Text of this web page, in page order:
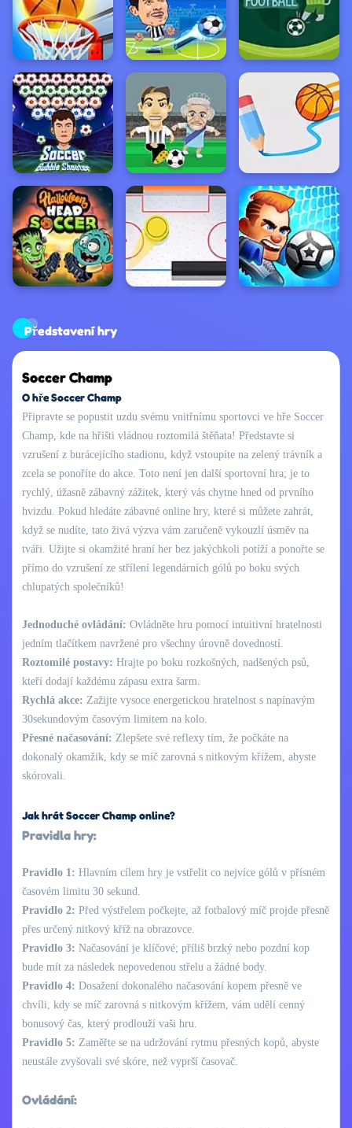
Představení hry
Soccer Champ
O hře Soccer Champ
Připravte se popustit uzdu svému vnitřnímu sportovci ve hře Soccer
Champ, kde na hřišti vládnou roztomilá štěňata! Představte si
vzrušení z burácejícího stadionu, když vstoupíte na zelený trávník a
zcela se ponoříte do akce. Toto není jen další sportovní hra; je to
rychlý, úžasně zábavný zážitek, který vás chytne hned od prvního
hvizdu. Pokud hledáte zábavné online hry, které si můžete zahrát,
když se nudíte, tato živá výzva vám zaručeně vykouzlí úsměv na
tváři. Užijte si okamžité hraní her bez jakýchkoli potíží a ponořte se
přímo do vzrušení ze střílení legendárních gólů po boku svých
chlupatých společníků!
Jednoduché ovládání: Ovládněte hru pomocí intuitivní hratelnosti
jedním tlačítkem navržené pro všechny úrovně dovedností.
Roztomilé postavy: Hrajte po boku rozkošných, nadšených psů,
kteří dodají každému zápasu extra šarm.
Rychlá akce: Zažijte vysoce energetickou hratelnost s napínavým
30sekundovým časovým limitem na kolo.
Přesné načasování: Zlepšete své reflexy tím, že počkáte na
dokonalý okamžik, kdy se míč zarovná s nitkovým křížem, abyste
skórovali.
Jak hrát Soccer Champ online?
Pravidla hry:
Pravidlo 1: Hlavním cílem hry je vstřelit co nejvíce gólů v přísném
časovém limitu 30 sekund.
Pravidlo 2: Před výstřelem počkejte, až fotbalový míč projde přesně
přes určený nitkový kříž na obrazovce.
Pravidlo 3: Načasování je klíčové; příliš brzký nebo pozdní kop
bude mít za následek nepovedenou střelu a žádné body.
Pravidlo 4: Dosažení dokonalého načasování kopem přesně ve
chvíli, kdy se míč zarovná s nitkovým křížem, vám udělí cenný
bonusový čas, který prodlouží vaši hru.
Pravidlo 5: Zaměřte se na udržování rytmu přesných kopů, abyste
neustále zvyšovali své skóre, než vyprší časovač.
Ovládání: